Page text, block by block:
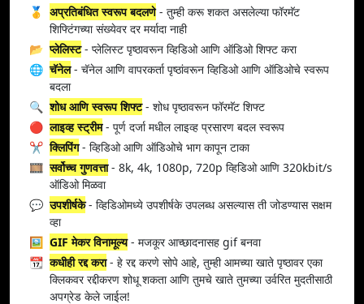
🥇 अप्रतिबंधित स्वरूप बदलणे- तुम्ही करू शकत असलेल्या फॉरमॅट
शिफ्टिंगच्या संख्येवर दर मर्यादा नाही
📂 प्लेलिस्ट- प्लेलिस्ट पृष्ठावरून व्हिडिओ आणि ऑडिओ शिफ्ट करा
🌐 चॅनेल- चॅनेल आणि वापरकर्ता पृष्ठांवरून व्हिडिओ आणि ऑडिओचे स्वरूप
बदला
🔍 शोध आणि स्वरूप शिफ्ट- शोध पृष्ठावरून फॉरमॅट शिफ्ट
🔴 लाइव्ह स्ट्रीम- पूर्ण दर्जा मधील लाइव्ह प्रसारण बदल स्वरूप
✂️ क्लिपिंग- व्हिडिओ आणि ऑडिओचे भाग कापून टाका
🎞️ सर्वोच्च गुणवत्ता- 8k, 4k, 1080p, 720p व्हिडिओ आणि 320kbit/s
ऑडिओ मिळवा
💬 उपशीर्षके- व्हिडिओमध्ये उपशीर्षके उपलब्ध असल्यास ती जोडण्यास सक्षम
व्हा
🖼️ GIF मेकर विनामूल्य- मजकूर आच्छादनासह gif बनवा
📆 कधीही रद्द करा- हे रद्द करणे सोपे आहे, तुम्ही आमच्या खाते पृष्ठावर एका
क्लिकवर रद्दीकरण शोधू शकता आणि तुमचे खाते तुमच्या उर्वरित मुदतीसाठी
अपग्रेड केले जाईल!